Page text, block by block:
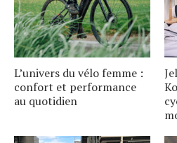
L’univers du vélo femme :
confort et performance
au quotidien